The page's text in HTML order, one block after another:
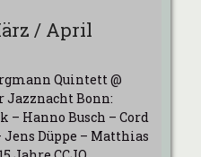
/ April
Quintett @
Jazznacht Bonn:
– Hanno Busch – Cord
Düppe – Matthias